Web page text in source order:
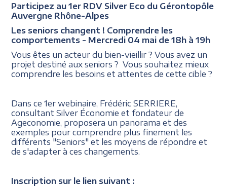
Participez au 1er RDV Silver Eco du Gérontopôle
Auvergne Rhône-Alpes
Les seniors changent ! Comprendre les
comportements - Mercredi 04 mai de 18h à 19h
Vous êtes un acteur du bien-vieillir ? Vous avez un
projet destiné aux seniors ? Vous souhaitez mieux
comprendre les besoins et attentes de cette cible ?
Dans ce 1er webinaire, Frédéric SERRIERE,
consultant Silver Économie et fondateur de
Ageconomie, proposera un panorama et des
exemples pour comprendre plus finement les
différents "Seniors" et les moyens de répondre et
de s'adapter à ces changements.
Inscription sur le lien suivant :